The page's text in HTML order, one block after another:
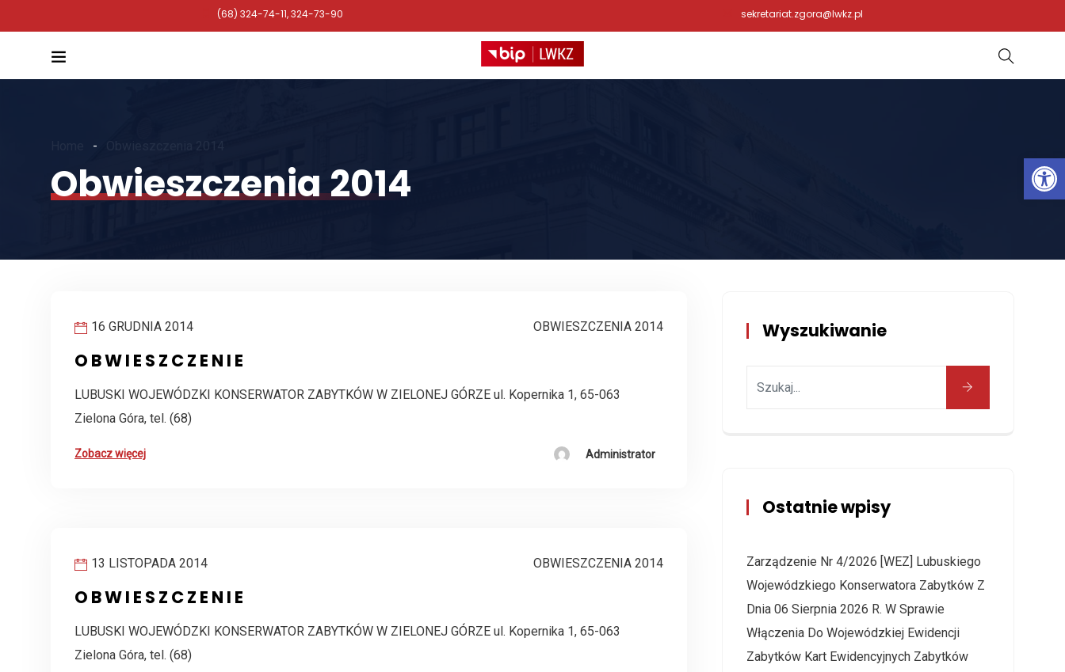
(68) 324-74-11, 324-73-90 sekretariat.zgora@lwkz.pl
Obwieszczenia 2014
16 GRUDNIA 2014 OBWIESZCZENIA 2014
O B W I E S Z C Z E N I E
LUBUSKI WOJEWÓDZKI KONSERWATOR ZABYTKÓW W ZIELONEJ GÓRZE ul. Kopernika 1, 65-063
Zielona Góra, tel. (68)
Zobacz więcej Administrator
13 LISTOPADA 2014 OBWIESZCZENIA 2014
O B W I E S Z C Z E N I E
LUBUSKI WOJEWÓDZKI KONSERWATOR ZABYTKÓW W ZIELONEJ GÓRZE ul. Kopernika 1, 65-063
Zielona Góra, tel. (68)
Wyszukiwanie
Ostatnie wpisy
Zarządzenie Nr 4/2026 [WEZ] Lubuskiego
Wojewódzkiego Konserwatora Zabytków Z
Dnia 06 Sierpnia 2026 R. W Sprawie
Włączenia Do Wojewódzkiej Ewidencji
Zabytków Kart Ewidencyjnych Zabytków